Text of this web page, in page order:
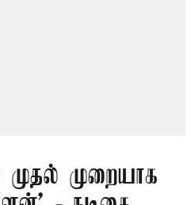
முதல் முறையாக